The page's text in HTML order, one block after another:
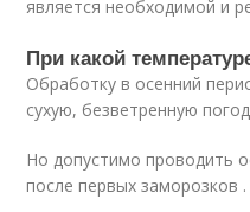
является необходимой и
При какой
Обработку в осенний
сухую, безветренную
Но допустимо проводить
после первых заморозков .